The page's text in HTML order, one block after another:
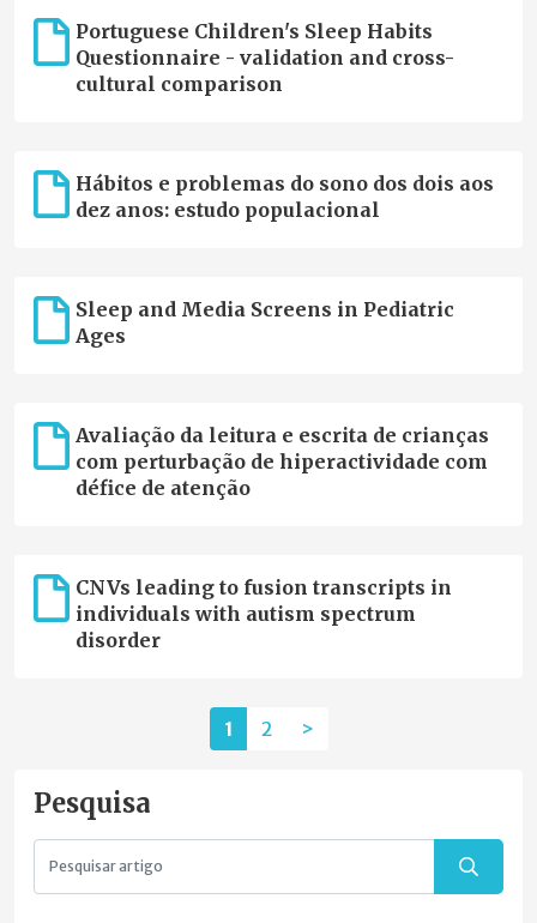
Portuguese Children's Sleep Habits
Questionnaire - validation and cross-
cultural comparison
Hábitos e problemas do sono dos dois aos
dez anos: estudo populacional
Sleep and Media Screens in Pediatric
Ages
Avaliação da leitura e escrita de crianças
com perturbação de hiperactividade com
défice de atenção
CNVs leading to fusion transcripts in
individuals with autism spectrum
disorder
1 2 >
Pesquisa